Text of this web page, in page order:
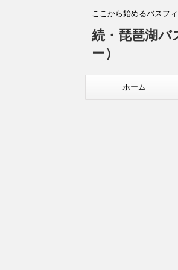
ここから始めるバスフ
続・琵琶湖
ー）
ホーム